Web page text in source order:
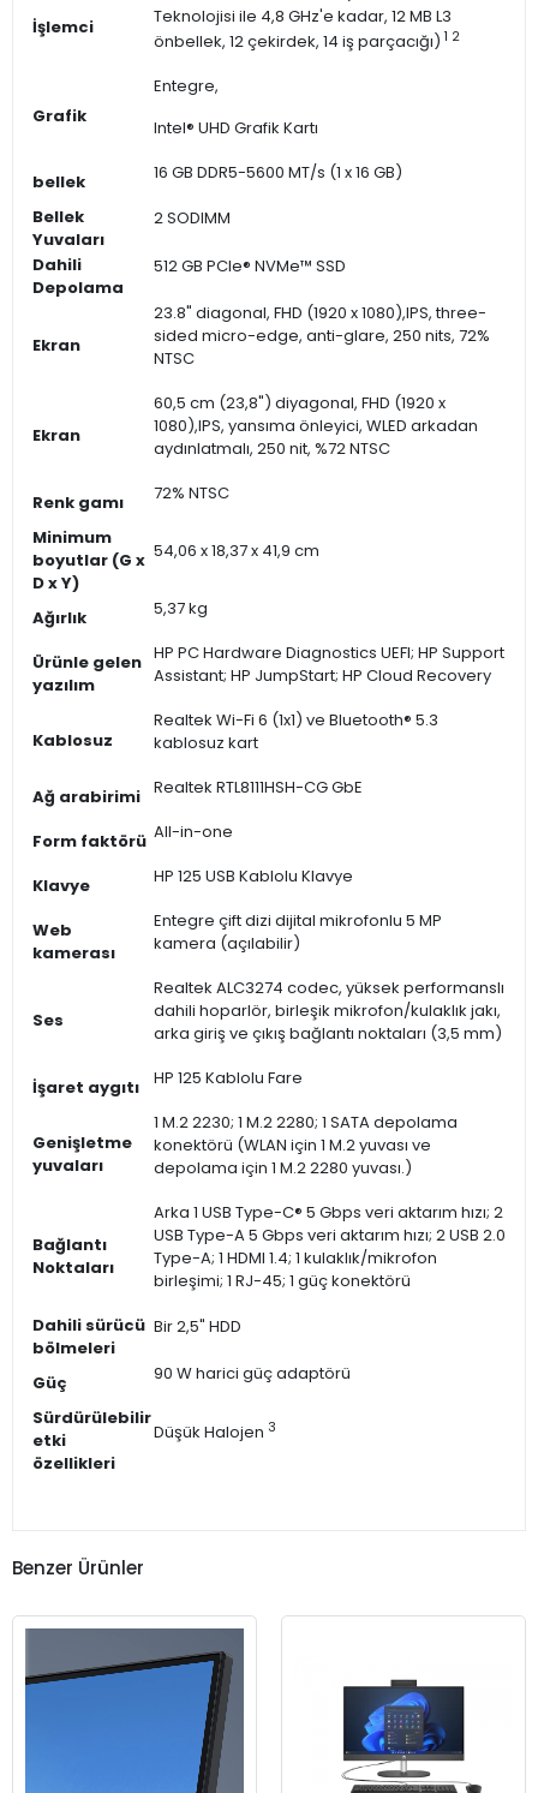
İşlemci
Teknolojisi ile 4,8 GHz'e kadar, 12 MB L3
önbellek, 12 çekirdek, 14 iş parçacığı) 1 2
Grafik
Entegre,
Intel® UHD Grafik Kartı
bellek
16 GB DDR5-5600 MT/s (1 x 16 GB)
Bellek
Yuvaları
2 SODIMM
Dahili
Depolama
512 GB PCIe® NVMe™ SSD
Ekran
23.8" diagonal, FHD (1920 x 1080),IPS, three-
sided micro-edge, anti-glare, 250 nits, 72%
NTSC
Ekran
60,5 cm (23,8") diyagonal, FHD (1920 x
1080),IPS, yansıma önleyici, WLED arkadan
aydınlatmalı, 250 nit, %72 NTSC
Renk gamı
72% NTSC
Minimum
boyutlar (G x
D x Y)
54,06 x 18,37 x 41,9 cm
Ağırlık 5,37 kg
Ürünle gelen
yazılım
HP PC Hardware Diagnostics UEFI; HP Support
Assistant; HP JumpStart; HP Cloud Recovery
Kablosuz
Realtek Wi-Fi 6 (1x1) ve Bluetooth® 5.3
kablosuz kart
Ağ arabirimi Realtek RTL8111HSH-CG GbE
Form faktörü All-in-one
Klavye HP 125 USB Kablolu Klavye
Web
kamerası
Entegre çift dizi dijital mikrofonlu 5 MP
kamera (açılabilir)
Ses
Realtek ALC3274 codec, yüksek performanslı
dahili hoparlör, birleşik mikrofon/kulaklık jakı,
arka giriş ve çıkış bağlantı noktaları (3,5 mm)
İşaret aygıtı HP 125 Kablolu Fare
Genişletme
yuvaları
1 M.2 2230; 1 M.2 2280; 1 SATA depolama
konektörü (WLAN için 1 M.2 yuvası ve
depolama için 1 M.2 2280 yuvası.)
Bağlantı
Noktaları
Arka 1 USB Type-C® 5 Gbps veri aktarım hızı; 2
USB Type-A 5 Gbps veri aktarım hızı; 2 USB 2.0
Type-A; 1 HDMI 1.4; 1 kulaklık/mikrofon
birleşimi; 1 RJ-45; 1 güç konektörü
Dahili sürücü
bölmeleri
Bir 2,5" HDD
Güç
90 W harici güç adaptörü
Sürdürülebilir
etki
özellikleri
Düşük Halojen 3
Benzer Ürünler